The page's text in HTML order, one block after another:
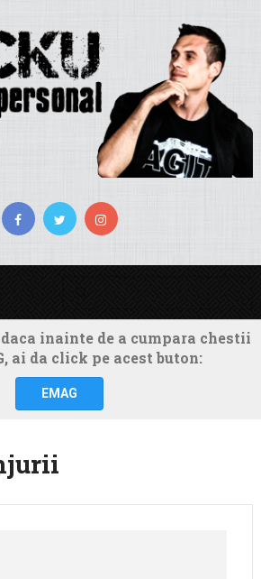
inainte de a cumpara chestii
ai da click pe acest buton:
EMAG